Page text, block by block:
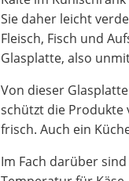
Sie daher leicht
Fleisch, Fisch und
Glasplatte, also
Von dieser
schützt die Produkte
frisch. Auch ein
Im Fach darüber